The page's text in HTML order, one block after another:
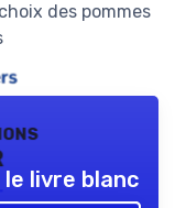
des pommes
livre blanc